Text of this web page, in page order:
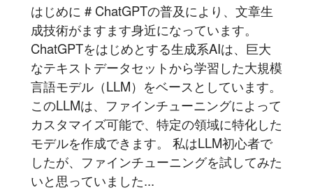
はじめに # ChatGPTの普及により、文章生
成技術がますます身近になっています。
ChatGPTをはじめとする生成系AIは、巨大
なテキストデータセットから学習した大規模
言語モデル（LLM）をベースとしています。
このLLMは、ファインチューニングによって
カスタマイズ可能で、特定の領域に特化した
モデルを作成できます。 私はLLM初心者で
したが、ファインチューニングを試してみた
いと思っていました...